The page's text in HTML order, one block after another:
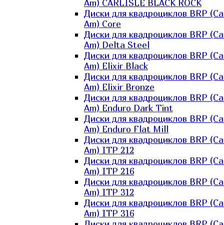
Am) CARLISLE BLACK ROCK
Диски для квадроциклов BRP
Am) Core
Диски для квадроциклов BRP
Am) Delta Steel
Диски для квадроциклов BRP
Am) Elixir Black
Диски для квадроциклов BRP
Am) Elixir Bronze
Диски для квадроциклов BRP
Am) Enduro Dark Tint
Диски для квадроциклов BRP
Am) Enduro Flat Mill
Диски для квадроциклов BRP
Am) ITP 212
Диски для квадроциклов BRP
Am) ITP 216
Диски для квадроциклов BRP
Am) ITP 312
Диски для квадроциклов BRP
Am) ITP 316